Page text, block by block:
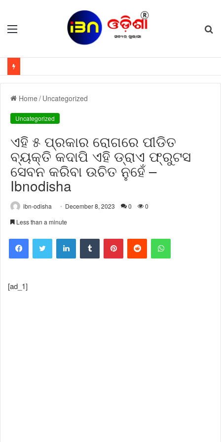
Menu
Home / Uncategorized
Uncategorized
ଏହି ୫ ପ୍ରକାର ରୋଗରେ ପୀଡିତ
ବ୍ୟକ୍ତି କଦାପି ଏହି ଡ୍ରାଏ ଫ୍ରୁଟସ
ସେବନ କରିବା ଉଚିତ ନୁହେଁ –
Ibnodisha
ibn-odisha December 8, 2023 0
0
Less than a minute
FacebookTwitter LinkedInTumblr PinterestReddit WhatsApp
[ad_1]